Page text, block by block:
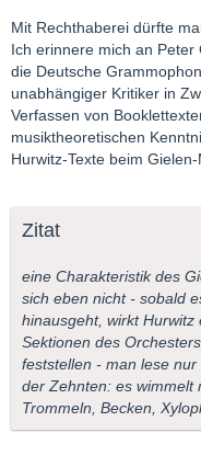
Mit Rechthaberei dürfte
Ich erinnere mich an
die Deutsche
unabhängiger Kritiker in
Verfassen von
musiktheoretischen
Hurwitz-Texte beim
Zitat
eine Charakteristik des
sich eben nicht - sobald
hinausgeht, wirkt
Sektionen des
feststellen - man lese
der Zehnten: es wimmelt
Trommeln, Becken,